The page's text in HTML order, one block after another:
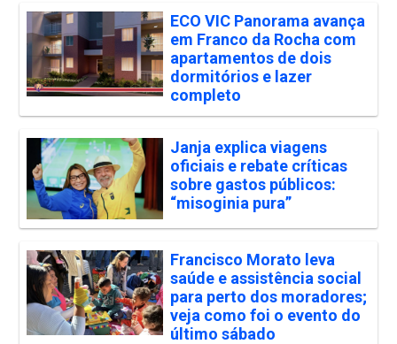
ECO VIC Panorama avança
em Franco da Rocha com
apartamentos de dois
dormitórios e lazer
completo
Janja explica viagens
oficiais e rebate críticas
sobre gastos públicos:
“misoginia pura”
Francisco Morato leva
saúde e assistência social
para perto dos moradores;
veja como foi o evento do
último sábado